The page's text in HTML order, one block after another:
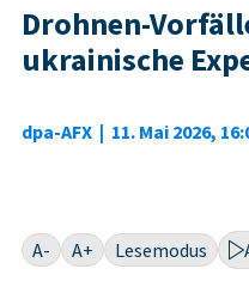
Drohnen-
ukrainische
dpa-AFX | 11. Mai 2026,
A- A+ Lesemodus